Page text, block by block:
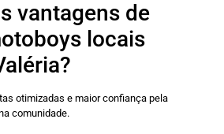
vantagens de
locais
otimizadas e maior confiança pela
comunidade.